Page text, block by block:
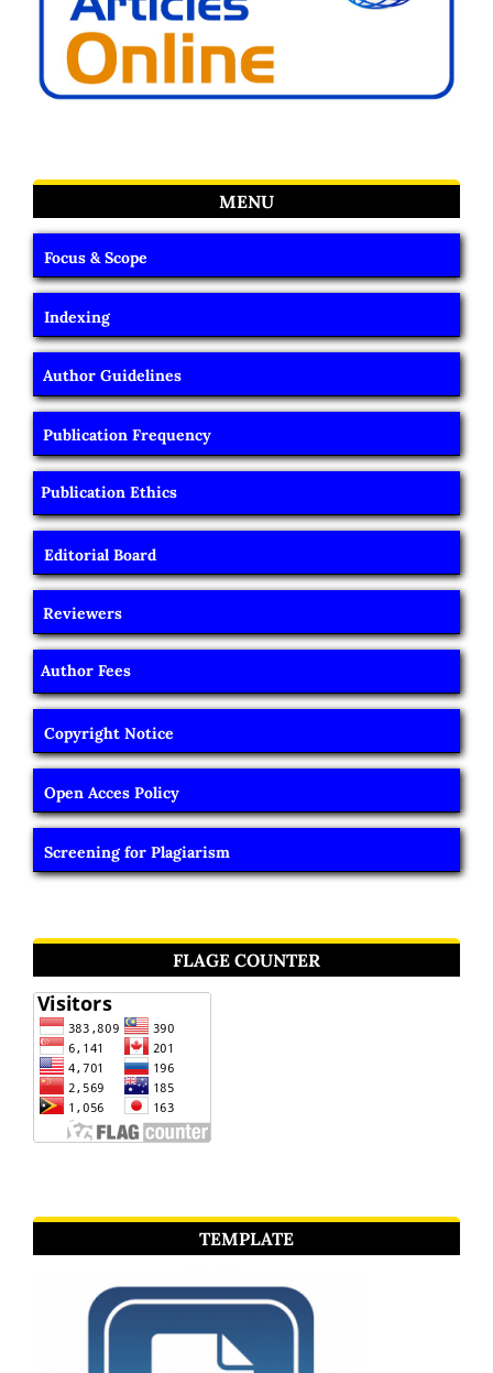
MENU
Focus & Scope
Indexing
Author Guidelines
Publication Frequency
Publication Ethics
Editorial Board
Reviewers
Author Fees
Copyright Notice
Open Acces Policy
Screening for Plagiarism
FLAGE COUNTER
TEMPLATE